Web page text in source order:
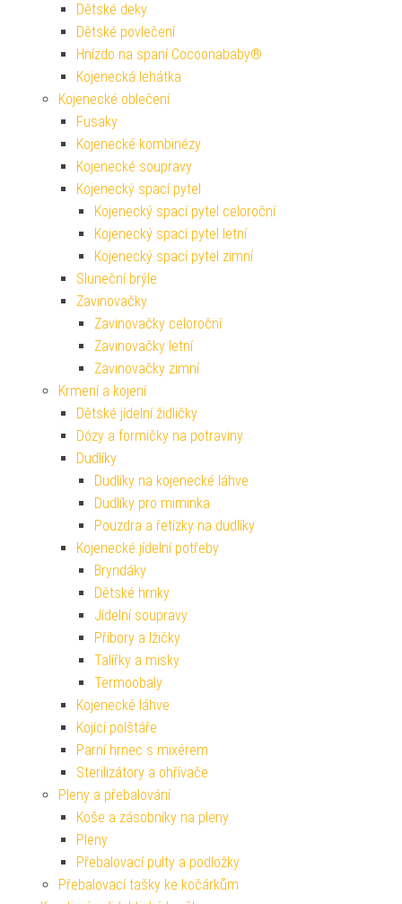
Dětské deky
Dětské povlečení
Hnízdo na spaní Cocoonababy®
Kojenecká lehátka
Kojenecké oblečení
Fusaky
Kojenecké kombinézy
Kojenecké soupravy
Kojenecký spací pytel
Kojenecký spací pytel celoroční
Kojenecký spací pytel letní
Kojenecký spací pytel zimní
Sluneční brýle
Zavinovačky
Zavinovačky celoroční
Zavinovačky letní
Zavinovačky zimní
Krmení a kojení
Dětské jídelní židličky
Dózy a formičky na potraviny
Dudlíky
Dudlíky na kojenecké láhve
Dudlíky pro miminka
Pouzdra a řetízky na dudlíky
Kojenecké jídelní potřeby
Bryndáky
Dětské hrnky
Jídelní soupravy
Příbory a lžičky
Talířky a misky
Termoobaly
Kojenecké láhve
Kojící polštáře
Parní hrnec s mixérem
Sterilizátory a ohřívače
Pleny a přebalování
Koše a zásobníky na pleny
Pleny
Přebalovací pulty a podložky
Přebalovací tašky ke kočárkům